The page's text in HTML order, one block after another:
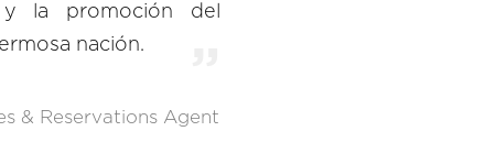
y la promoción del
nación.
& Reservations Agent